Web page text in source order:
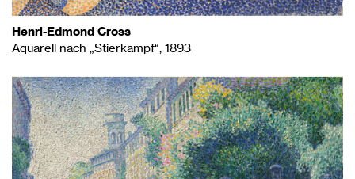
Henri-Edmond Cross
Aquarell nach „Stierkampf“, 1893